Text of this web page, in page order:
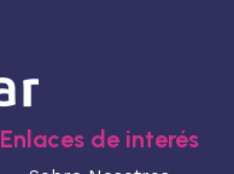
Enlaces de interés